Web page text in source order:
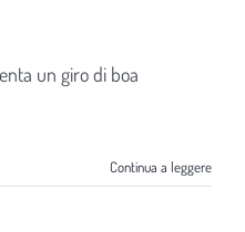
un giro di boa
Continua a leggere